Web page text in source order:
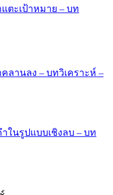
ตะเป้าหมาย – บท
ลานลง – บทวิเคราะห์ –
ในรูปแบบเชิงลบ – บท